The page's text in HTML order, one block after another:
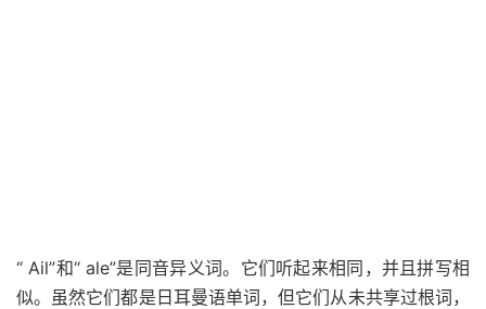
“ Ail”和“ ale”是同音异义词。它们听起来相同，并且拼写相
似。虽然它们都是日耳曼语单词，但它们从未共享过根词，